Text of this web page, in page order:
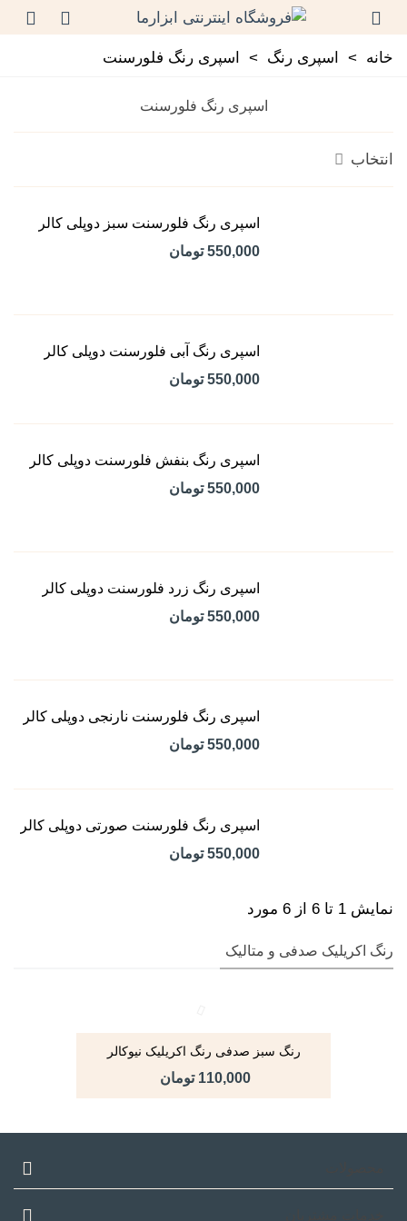
خانه > اسپری رنگ > اسپری رنگ فلورسنت
اسپری رنگ فلورسنت
انتخاب
اسپری رنگ فلورسنت سبز دوپلی کالر
550,000 تومان
اسپری رنگ آبی فلورسنت دوپلی کالر
550,000 تومان
اسپری رنگ بنفش فلورسنت دوپلی کالر
550,000 تومان
اسپری رنگ زرد فلورسنت دوپلی کالر
550,000 تومان
اسپری رنگ فلورسنت نارنجی دوپلی کالر
550,000 تومان
اسپری رنگ فلورسنت صورتی دوپلی کالر
550,000 تومان
نمایش 1 تا 6 از 6 مورد
رنگ اکریلیک صدفی و متالیک
رنگ سبز صدفی رنگ اکریلیک نیوکالر
110,000 تومان